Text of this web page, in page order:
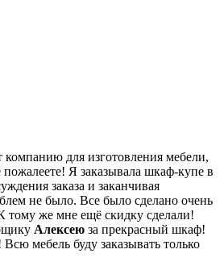
для изготовления мебели,
Я заказывала шкаф-купе в
заказа и заканчивая
не было. Все было сделано очень
тому же мне ещё скидку сделали!
Алексею за прекрасный шкаф!
мебель буду заказывать только